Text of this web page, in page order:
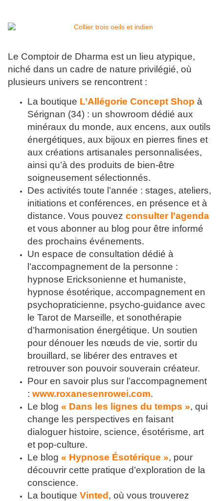
Le Comptoir de Dharma est un lieu atypique,
niché dans un cadre de nature privilégié, où
plusieurs univers se rencontrent :
La boutique L’Allégorie Concept Shop à
Sérignan (34) : un showroom dédié aux
minéraux du monde, aux encens, aux outils
énergétiques, aux bijoux en pierres fines et
aux créations artisanales personnalisées,
ainsi qu’à des produits de bien-être
soigneusement sélectionnés.
Des activités toute l’année : stages, ateliers,
initiations et conférences, en présence et à
distance. Vous pouvez consulter l’agenda
et vous abonner au blog pour être informé
des prochains événements.
Un espace de consultation dédié à
l’accompagnement de la personne :
hypnose Ericksonienne et humaniste,
hypnose ésotérique, accompagnement en
psychopraticienne, psycho-guidance avec
le Tarot de Marseille, et sonothérapie
d’harmonisation énergétique. Un soutien
pour dénouer les nœuds de vie, sortir du
brouillard, se libérer des entraves et
retrouver son pouvoir souverain créateur.
Pour en savoir plus sur l’accompagnement
: www.roxanesenrowei.com.
Le blog « Dans les lignes du temps », qui
change les perspectives en faisant
dialoguer histoire, science, ésotérisme, art
et pop-culture.
Le blog « Hypnose Ésotérique », pour
découvrir cette pratique d’exploration de la
conscience.
La boutique Vinted , où vous trouverez